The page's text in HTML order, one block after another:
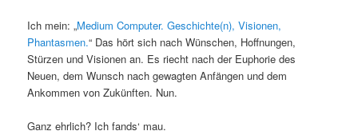
Ich mein: „Medium Computer. Geschichte(n), Visionen,
Phantasmen.“ Das hört sich nach Wünschen, Hoffnungen,
Stürzen und Visionen an. Es riecht nach der Euphorie des
Neuen, dem Wunsch nach gewagten Anfängen und dem
Ankommen von Zukünften. Nun.
Ganz ehrlich? Ich fands‘ mau.